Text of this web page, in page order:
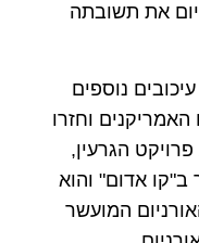
את תשובתה
נוספים
וחזרו
הגרעין,
אדום" והוא
המועשר